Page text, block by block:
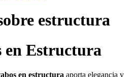
estructura
en Estructura
en estructura aporta elegancia y